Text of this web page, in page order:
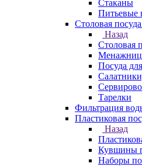
Стаканы
Питьевые
Столовая посуда
Назад
Столовая
Посуда
Тарелки
Фильтрация
Пластиковая
Назад
Кувшины
Наборы